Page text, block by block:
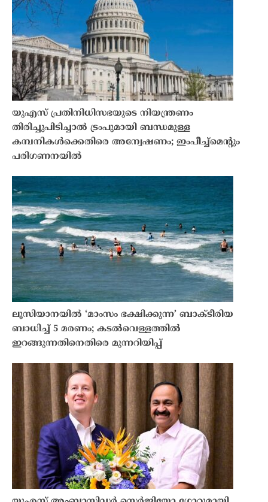
യുഎസ് പ്രതിനിധിസഭയുടെ നിയന്ത്രണം
തിരിച്ചുപിടിച്ചാൽ ട്രംപുമായി ബന്ധമുള്ള
കമ്പനികൾക്കെതിരെ അന്വേഷണം; ഇംപീച്ച്‌മെന്റും
പരിഗണനയിൽ
ലൂസിയാനയിൽ ‘മാംസം ഭക്ഷിക്കുന്ന’ ബാക്ടീരിയ
ബാധിച്ച് 5 മരണം; കടൽവെള്ളത്തിൽ
ഇറങ്ങുന്നതിനെതിരെ മുന്നറിയിപ്പ്